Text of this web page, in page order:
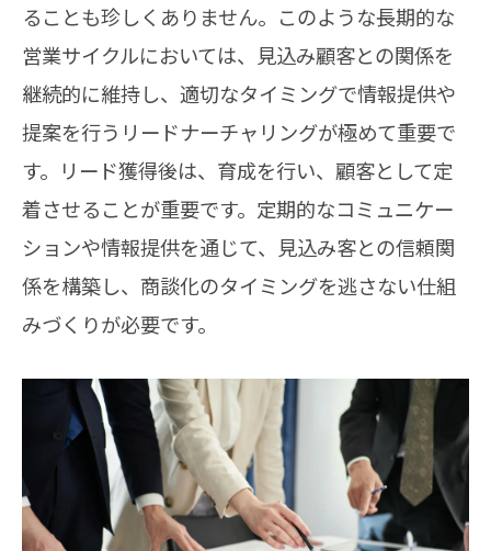
ることも珍しくありません。このような長期的な
営業サイクルにおいては、見込み顧客との関係を
継続的に維持し、適切なタイミングで情報提供や
提案を行うリードナーチャリングが極めて重要で
す。リード獲得後は、育成を行い、顧客として定
着させることが重要です。定期的なコミュニケー
ションや情報提供を通じて、見込み客との信頼関
係を構築し、商談化のタイミングを逃さない仕組
みづくりが必要です。